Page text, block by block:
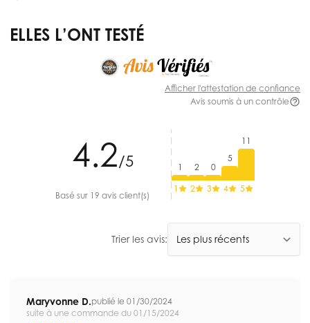
ELLES L’ONT TESTÉ
Afficher l'attestation de confiance
Avis soumis à un contrôle
4.2/5
Basé sur 19 avis client(s)
1
1
2
2
0
3
5
4
11
5
Trier les avis:
Maryvonne D.publié le 01/30/2024
suite à une commande du 01/15/2024